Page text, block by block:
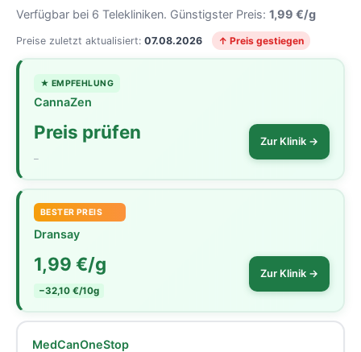
Verfügbar bei 6 Telekliniken. Günstigster Preis: 1,99 €/g
Preise zuletzt aktualisiert: 07.08.2026 ↑ Preis gestiegen
★ EMPFEHLUNG
CannaZen
Preis prüfen
–
Zur Klinik →
BESTER PREIS
Dransay
1,99 €/g
−32,10 €/10g
Zur Klinik →
MedCanOneStop